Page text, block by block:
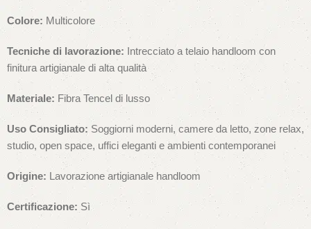
Colore: Multicolore
Tecniche di lavorazione: Intrecciato a telaio handloom con
finitura artigianale di alta qualità
Materiale: Fibra Tencel di lusso
Uso Consigliato: Soggiorni moderni, camere da letto, zone relax,
studio, open space, uffici eleganti e ambienti contemporanei
Origine: Lavorazione artigianale handloom
Certificazione: Sì